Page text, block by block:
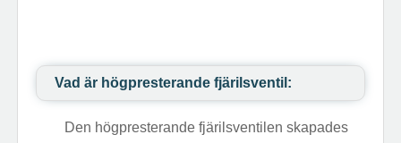
Vad är högpresterande fjärilsventil:
Den högpresterande fjärilsventilen skapades